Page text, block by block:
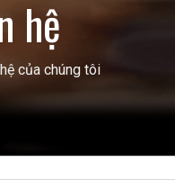
hệ
của chúng tôi